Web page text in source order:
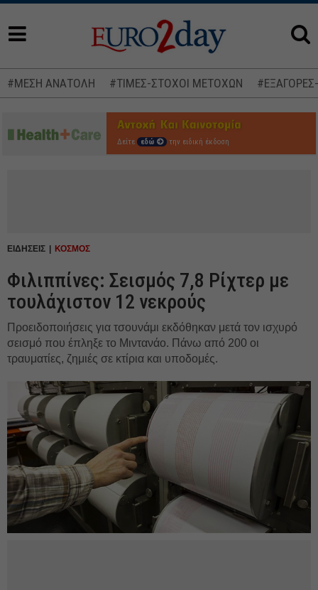
#ΜΕΣΗ ΑΝΑΤΟΛΗ #ΤΙΜΕΣ-ΣΤΟΧΟΙ ΜΕΤΟΧΩΝ
Δείτε εδώ την ειδική έκδοση
ΕΙΔΗΣΕΙΣ ΚΟΣΜΟΣ
Φιλιππίνες: Σεισμός 7,8 Ρίχτερ με
τουλάχιστον 12 νεκρούς
Προειδοποιήσεις για τσουνάμι εκδόθηκαν μετά τον ισχυρό
σεισμό που έπληξε το Μιντανάο. Πάνω από 200 οι
τραυματίες, ζημιές σε κτίρια και υποδομές.